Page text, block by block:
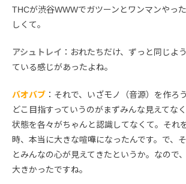
THCが渋谷WWWでガツーンとワンマンやっ
しくて。
アシュトレイ ：おれたちだけ、ずっと同じよ
ている感じがあったよね。
バオバブ ：それで、いざモノ（音源）を作ろ
どこ目指すっていうのがまずみんな見えてな
状態を各々がちゃんと認識してなくて。それ
時、本当に大きな喧嘩になったんです。で、
とみんなの心が見えてきたというか。なので
大きかったですね。